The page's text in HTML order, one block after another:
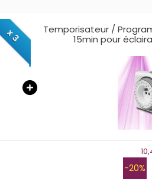
/
TT MAX 125mm - 220 -
-20%